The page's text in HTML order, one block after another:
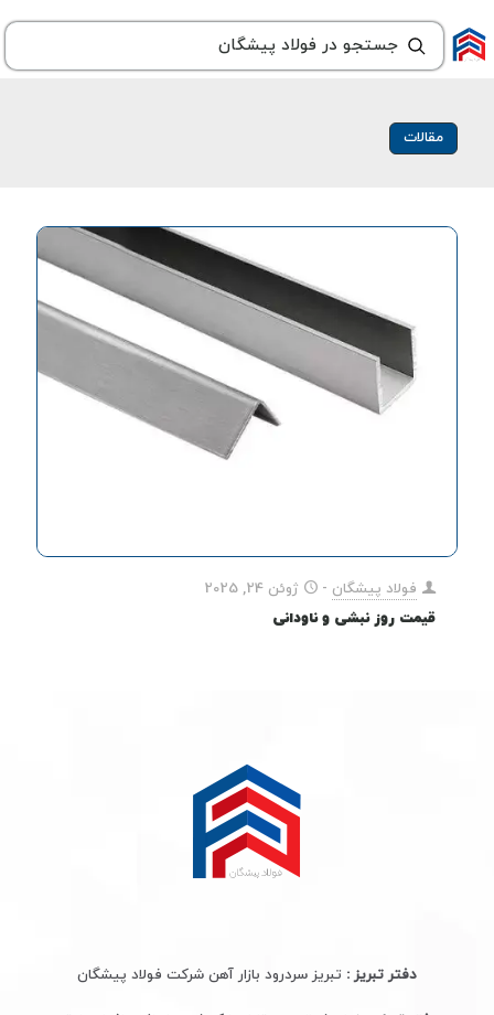
مقالات
فولاد پیشگان -
ژوئن 24, 2025
قیمت روز نبشی و ناودانی
دفتر تبریز : تبریز سردرود بازار آهن شرکت فولاد پیشگان